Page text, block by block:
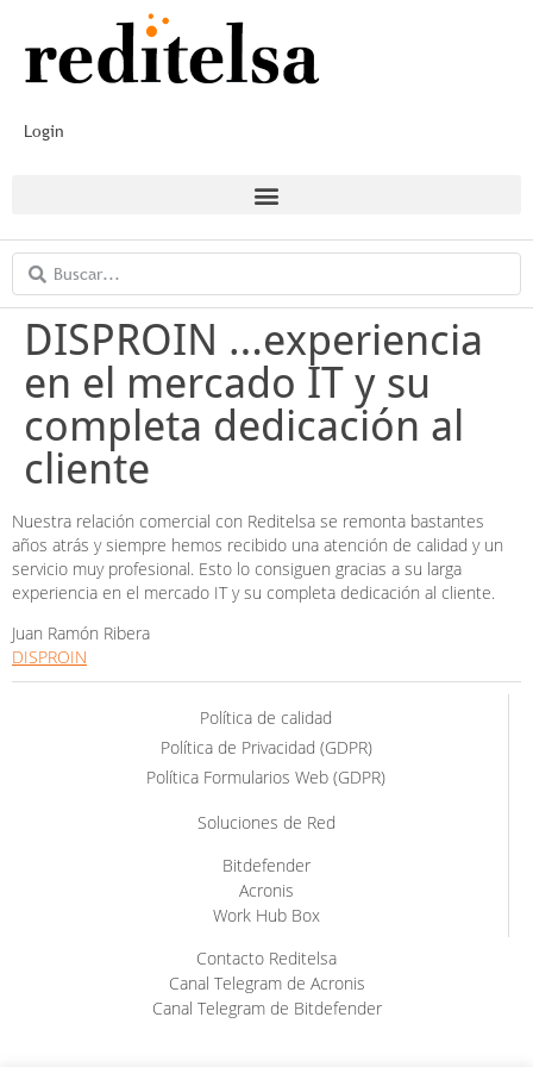
Login
DISPROIN …experiencia
en el mercado IT y su
completa dedicación al
cliente
Nuestra relación comercial con Reditelsa se remonta bastantes
años atrás y siempre hemos recibido una atención de calidad y un
servicio muy profesional. Esto lo consiguen gracias a su larga
experiencia en el mercado IT y su completa dedicación al cliente.
Juan Ramón Ribera
DISPROIN
Política de calidad
Política de Privacidad (GDPR)
Política Formularios Web (GDPR)
Soluciones de Red
Bitdefender
Acronis
Work Hub Box
Contacto Reditelsa
Canal Telegram de Acronis
Canal Telegram de Bitdefender